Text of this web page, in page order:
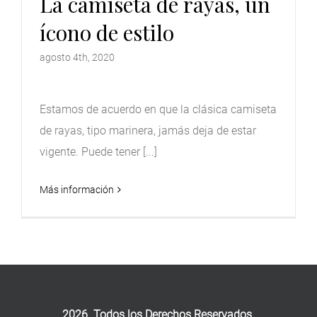
ícono de estilo
agosto 4th, 2020
Estamos de acuerdo en que la clásica camiseta
de rayas, tipo marinera, jamás deja de estar
vigente. Puede tener [...]
Más información